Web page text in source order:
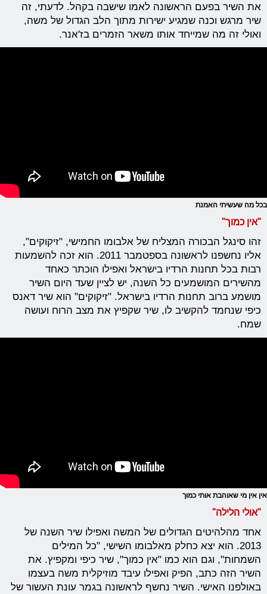
את השיר בפעם הראשונה לאמו שישבה בקהל. לדעתי, זה
שיר מרגש וכנה שמגיע ישירות מתוך הלב הגדול של משה,
ואולי זה מה שמייחד אותו משאר הזמרים בז'אנר.
בכל מה שעשיתי האמנת
"אין כמוך"
זהו סינגל הבכורה המצליח של אלבומו החמישי, "זיקוקים",
אליו נחשפנו לראשונה בספטמבר 2011. הוא זכה להשמעות
רבות בכל תחנות הרדיו בישראל ואפילו הוכתר כאחד
מהשירים המושמעים כל השנה, יש לציין שעד היום השיר
מושמע ברוב תחנות הרדיו בישראל. "זיקוקים" הוא שיר דאנס
כיפי שנחמד להקשיב לו, שיר שקפיץ את מצב הרוח ועושה
שמח.
אין אין מי שאוהבת אותי כמוך
"אולי הלילה"
אחד מהלהיטים הגדולים של המשה ואפילו שיר השנה של
2013. הוא יצא כחלק מאלבומו השישי, "כל המילים
השמחות", וגם הוא כמו "אין כמוך", שיר כיפי ומקפיץ. את
השיר הזה כתב, הפיק ואפילו עיבד מוזיקלית משה בעצמו
באולפנו האישי. השיר נחשף לראשונה בגמר עונת העשור של